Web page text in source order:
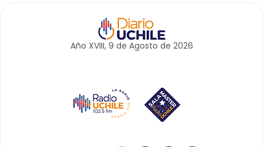
Año XVIII, 9 de Agosto de 2026